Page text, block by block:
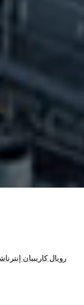
رويال كاريبيان